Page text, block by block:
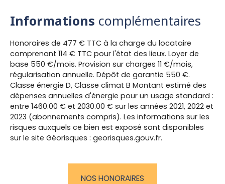
Informations complémentaires
Honoraires de 477 € TTC à la charge du locataire
comprenant 114 € TTC pour l'état des lieux. Loyer de
base 550 €/mois. Provision sur charges 11 €/mois,
régularisation annuelle. Dépôt de garantie 550 €.
Classe énergie D, Classe climat B Montant estimé des
dépenses annuelles d'énergie pour un usage standard :
entre 1460.00 € et 2030.00 € sur les années 2021, 2022 et
2023 (abonnements compris). Les informations sur les
risques auxquels ce bien est exposé sont disponibles
sur le site Géorisques : georisques.gouv.fr.
NOS HONORAIRES